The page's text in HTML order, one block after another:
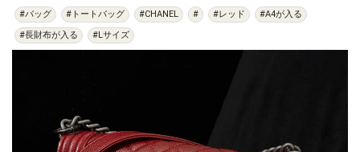
#バッグ #トートバッグ #CHANEL # #レッド
#A4が入る
#長財布が入る
#Lサイズ